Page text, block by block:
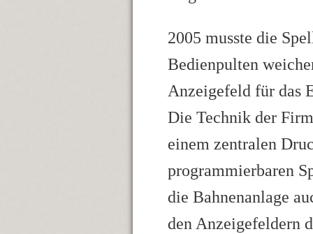
2005 musste die
Bedienpulten
Anzeigefeld für das
Die Technik der
einem zentralen
programmierbaren
die Bahnenanlage
den Anzeigefeldern